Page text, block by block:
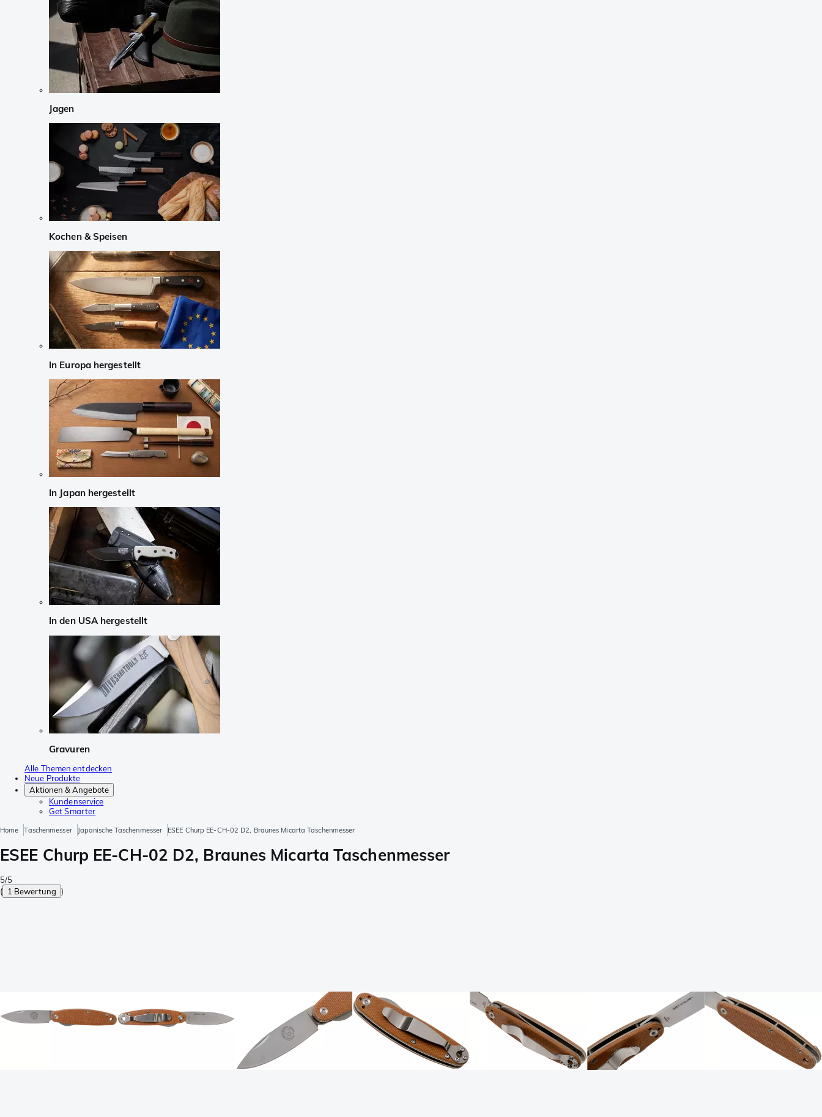
Jagen
Kochen & Speisen
In Europa hergestellt
In Japan hergestellt
In den USA hergestellt
Gravuren
Alle Themen entdecken
Neue Produkte
Aktionen & Angebote
Kundenservice
Get Smarter
Home Taschenmesser Japanische Taschenmesser ESEE Churp EE-CH-02 D2, Braunes Micarta Taschenmesser
ESEE Churp EE-CH-02 D2, Braunes Micarta Taschenmesser
5/5
( 1 Bewertung )